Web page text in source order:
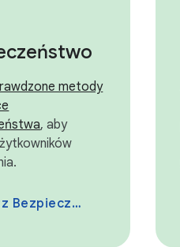
metody
, aby
Otwórz Bezpieczeństwo.